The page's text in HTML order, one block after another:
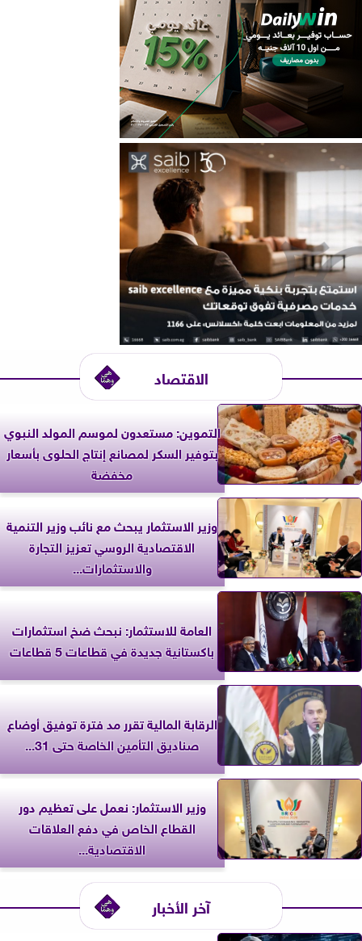
الاقتصاد
التموين: مستعدون لموسم المولد النبوي
بتوفير السكر لمصانع إنتاج الحلوى بأسعار
مخفضة
وزير الاستثمار يبحث مع نائب وزير التنمية
الاقتصادية الروسي تعزيز التجارة
والاستثمارات...
العامة للاستثمار: نبحث ضخ استثمارات
باكستانية جديدة في قطاعات 5 قطاعات
الرقابة المالية تقرر مد فترة توفيق أوضاع
صناديق التأمين الخاصة حتى 31...
وزير الاستثمار: نعمل على تعظيم دور
القطاع الخاص في دفع العلاقات
الاقتصادية...
آخر الأخبار